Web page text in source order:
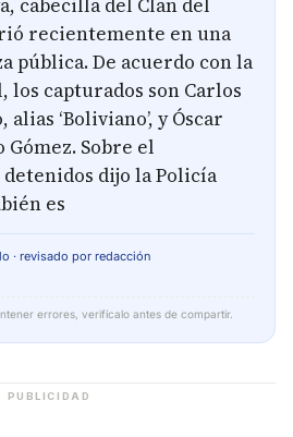
cabecilla del Clan del
recientemente en una
pública. De acuerdo con la
capturados son Carlos
‘Boliviano’, y Óscar
Sobre el
dijo la Policía
es
· revisado por redacción
errores, verifícalo antes de compartir.
PUBLICIDAD